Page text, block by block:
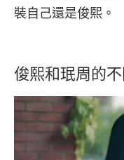
裝自己還是俊熙。
俊熙和珉周的